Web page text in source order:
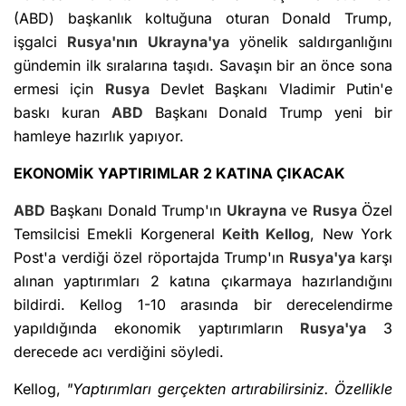
(ABD) başkanlık koltuğuna oturan Donald Trump,
işgalci Rusya'nın Ukrayna'ya yönelik saldırganlığını
gündemin ilk sıralarına taşıdı. Savaşın bir an önce sona
ermesi için RusyaDevlet Başkanı Vladimir Putin'e
baskı kuran ABD Başkanı Donald Trump yeni bir
hamleye hazırlık yapıyor.
EKONOMİK YAPTIRIMLAR 2 KATINA ÇIKACAK
ABD Başkanı Donald Trump'ın Ukraynave RusyaÖzel
Temsilcisi Emekli Korgeneral Keith Kellog, New York
Post'a verdiği özel röportajda Trump'ın Rusya'yakarşı
alınan yaptırımları 2 katına çıkarmaya hazırlandığını
bildirdi. Kellog 1-10 arasında bir derecelendirme
yapıldığında ekonomik yaptırımların Rusya'ya 3
derecede acı verdiğini söyledi.
Kellog, "Yaptırımları gerçekten artırabilirsiniz. Özellikle